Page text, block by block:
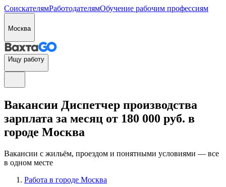
СоискателямРаботодателямОбучение рабочим профессиям
Москва
Ищу работу
Вакансии Диспетчер производства
зарплата за месяц от 180 000 руб. в
городе Москва
Вакансии с жильём, проездом и понятными условиями — все
в одном месте
Работа в городе Москва